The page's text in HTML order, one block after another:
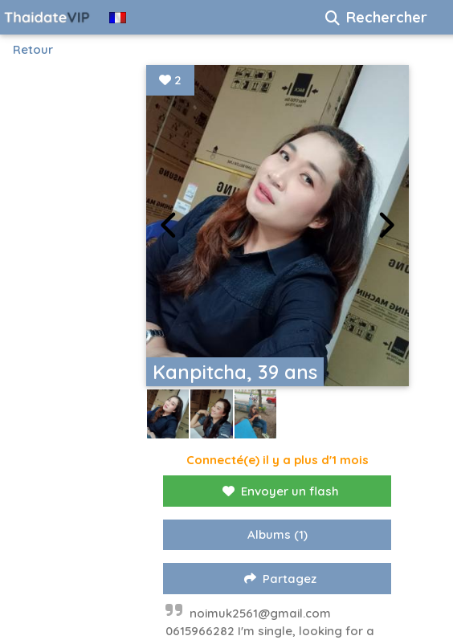
Rechercher
Retour
Kanpitcha, 39 ans
2
Connecté(e) il y a plus d'1 mois
Envoyer un flash
Albums (1)
Partagez
noimuk2561@gmail.com
0615966282 I'm single, looking for a